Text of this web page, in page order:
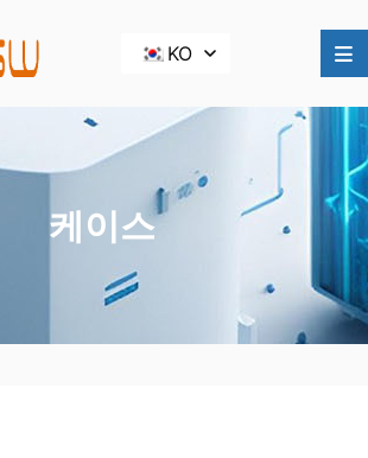
KO
케이스